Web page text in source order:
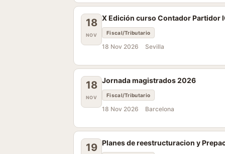
18
NOV
X Edición curso Contador Partidor
Fiscal/Tributario
18 Nov 2026 Sevilla
18
NOV
Jornada magistrados 2026
Fiscal/Tributario
18 Nov 2026 Barcelona
19 Planes de reestructuracion y